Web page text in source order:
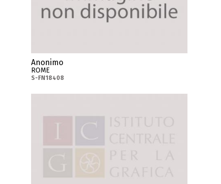
Anonimo
ROME
S-FN18408